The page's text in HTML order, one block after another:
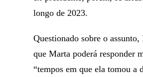
longo de 2023.
Questionado sobre o assunto,
que Marta poderá responder
“tempos em que ela tomou a